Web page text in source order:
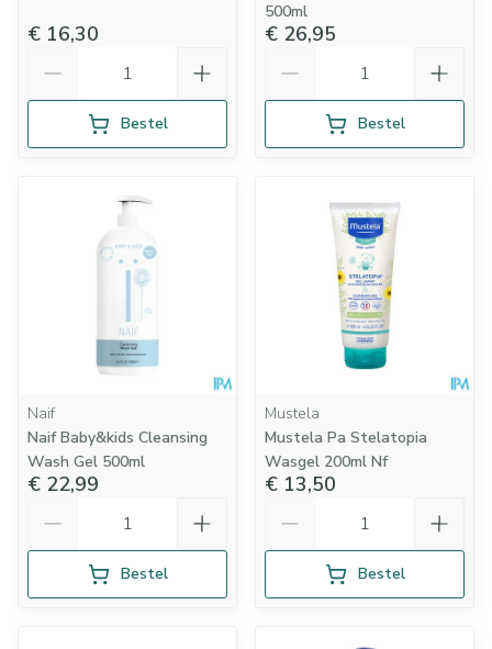
€ 16,30
Bestel
500ml
€ 26,95
Bestel
Naif
Naif Baby&kids Cleansing
Wash Gel 500ml
€ 22,99
Bestel
Mustela
Mustela Pa Stelatopia
Wasgel 200ml Nf
€ 13,50
Bestel